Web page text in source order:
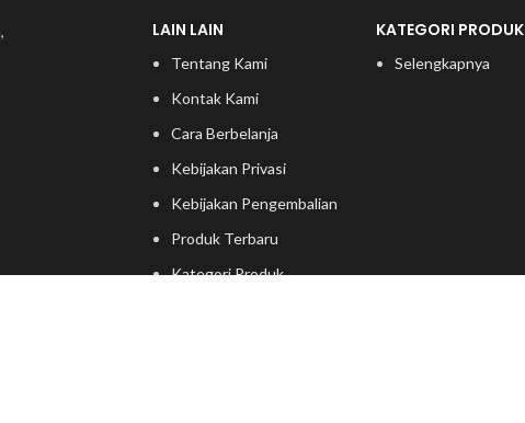
LAIN LAIN
Tentang Kami
Kontak Kami
Cara Berbelanja
Kebijakan Privasi
Kebijakan Pengembalian
Produk Terbaru
Kategori Produk
KATEGORI PRODUK
Selengkapnya